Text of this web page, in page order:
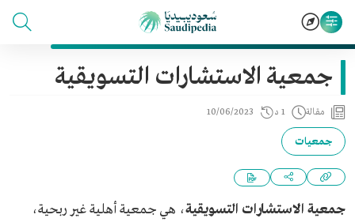
جمعية الاستشارات التسويقية
مقالة 1 د 10/06/2023
جمعيات
جمعية الاستشارات التسويقية، هي جمعية أهلية غير ربحية،